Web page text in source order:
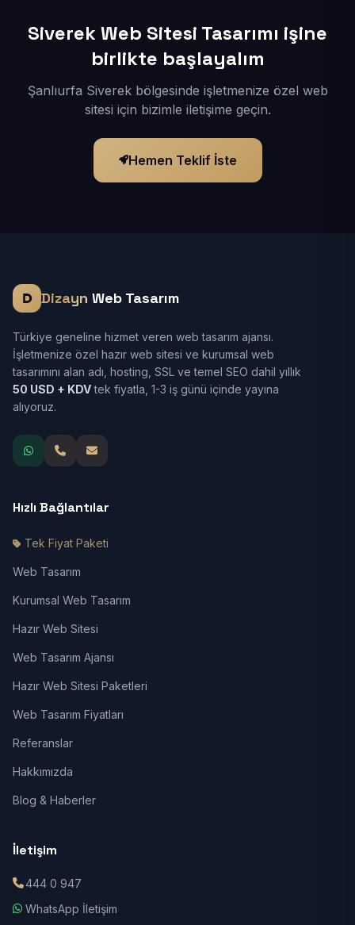
Siverek Web Sitesi Tasarımı işine
birlikte başlayalım
Şanlıurfa Siverek bölgesinde işletmenize özel web
sitesi için bizimle iletişime geçin.
Hemen Teklif İste
Dizayn Web Tasarım
Türkiye geneline hizmet veren web tasarım ajansı.
İşletmenize özel hazır web sitesi ve kurumsal web
tasarımını alan adı, hosting, SSL ve temel SEO dahil yıllık
50 USD + KDVtek fiyatla, 1-3 iş günü içinde yayına
alıyoruz.
Hızlı Bağlantılar
Tek Fiyat Paketi
Web Tasarım
Kurumsal Web Tasarım
Hazır Web Sitesi
Web Tasarım Ajansı
Hazır Web Sitesi Paketleri
Web Tasarım Fiyatları
Referanslar
Hakkımızda
Blog & Haberler
İletişim
444 0 947
WhatsApp İletişim